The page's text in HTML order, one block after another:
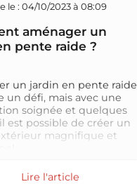
le : 04/10/2023 à 08:09
aménager un
pente raide ?
un jardin en pente raide
un défi, mais avec une
soignée et quelques
est possible de créer un
magnifique et
Lire l'article